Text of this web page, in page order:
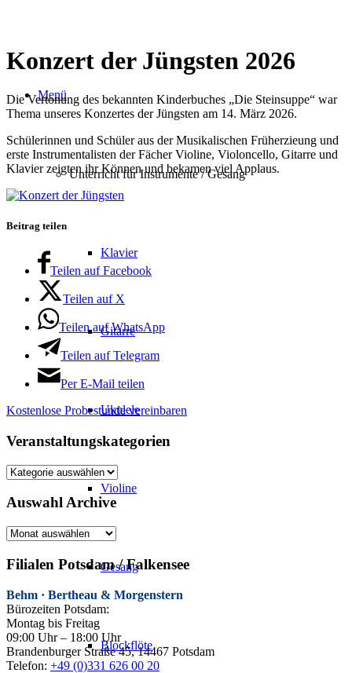
Menü
Unterricht für Instrumente / Gesang
Klavier
Gitarre
Ukulele
Violine
Gesang
Blockflöte
Konzert der Jüngsten 2026
Die Vertonung des bekannten Kinderbuches „Die Steinsuppe“ war
Thema unseres Konzertes der Jüngsten am 14. März 2026.
Schülerinnen und Schüler aus der Musikalischen Früherzieung und
erste Instrumentalisten der Fächer Violine, Violoncello, Gitarre und
Klavier zeigten ihr Können und bekamen viel Applaus.
Beitrag teilen
Teilen auf Facebook
Teilen auf X
Teilen auf WhatsApp
Teilen auf Telegram
Per E-Mail teilen
Kostenlose Probestunde vereinbaren
Veranstaltungskategorien
Veranstaltungskategorien
Auswahl Archive
Auswahl
Filialen Potsdam / Falkensee
Behm · Bertheau & Morgenstern
Bürozeiten Potsdam:
Montag bis Freitag
09:00 Uhr – 18:00 Uhr
Brandenburger Straße 45, 14467 Potsdam
Telefon: +49 (0)331 626 00 20